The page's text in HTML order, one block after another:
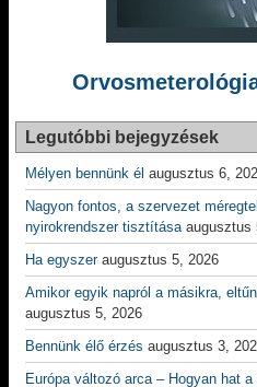
Legutóbbi bejegyzések
Mélyen bennünk él augusztus 6,
Nagyon fontos, a szervezet
nyirokrendszer tisztítása augusztus
Ha egyszer augusztus 5, 2026
Amikor egyik napról a másikra,
augusztus 5, 2026
Bennünk élő érzés augusztus 3,
Európa változó arca – Hogyan hat